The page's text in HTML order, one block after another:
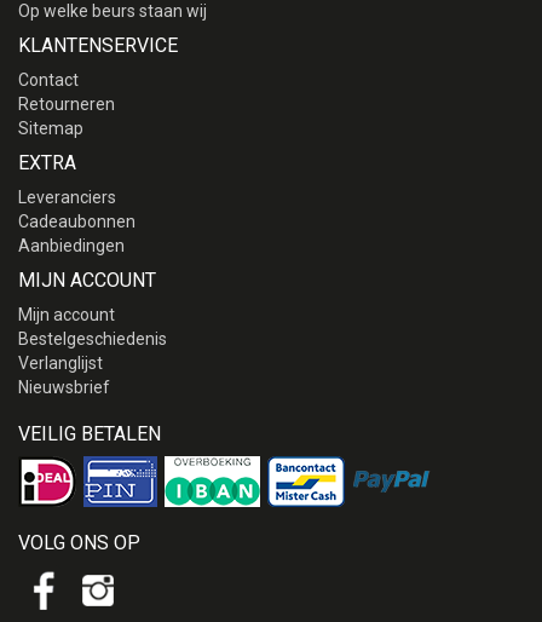
Op welke beurs staan wij
KLANTENSERVICE
Contact
Retourneren
Sitemap
EXTRA
Leveranciers
Cadeaubonnen
Aanbiedingen
MIJN ACCOUNT
Mijn account
Bestelgeschiedenis
Verlanglijst
Nieuwsbrief
VEILIG BETALEN
VOLG ONS OP